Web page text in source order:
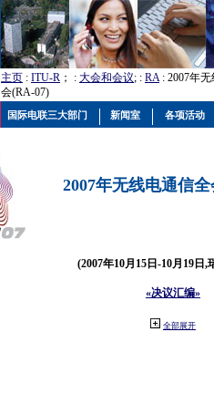
主页 : ITU-R ； : 大会和会议; : RA: 2007年
会(RA-07)
2007年无线电通信
(2007年10月15日-10月19日,
«决议汇编»
全部展开
国际电联三大部门 新闻室 各项活动